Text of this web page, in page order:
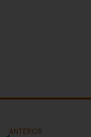
ANTERIOR